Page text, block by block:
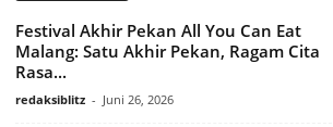
Festival Akhir Pekan All You Can Eat
Malang: Satu Akhir Pekan, Ragam Cita
Rasa...
redaksiblitz - Juni 26, 2026